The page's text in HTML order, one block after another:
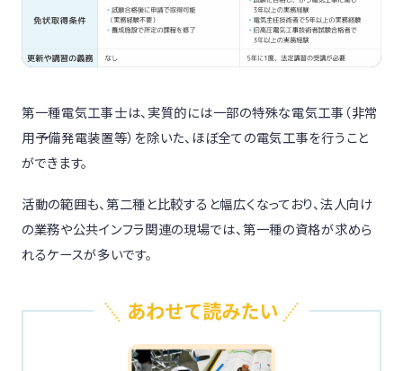
第一種電気工事士は、実質的には一部の特殊な電気工事（非常
用予備発電装置等）を除いた、ほぼ全ての電気工事を行うこと
ができます。
活動の範囲も、第二種と比較すると幅広くなっており、法人向け
の業務や公共インフラ関連の現場では、第一種の資格が求めら
れるケースが多いです。